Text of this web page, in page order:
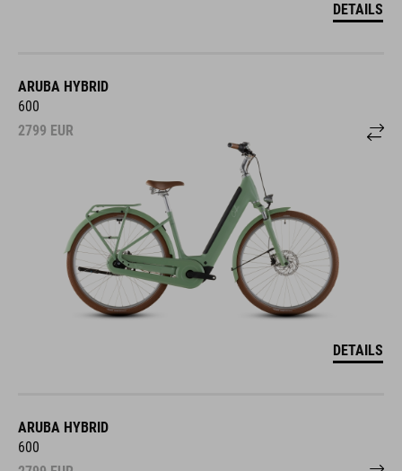
DETAILS
ARUBA HYBRID
600
2799 EUR
DETAILS
ARUBA HYBRID
600